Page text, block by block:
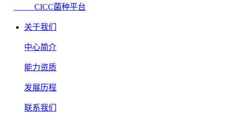
CICC菌种平台
关于我们
中心简介
能力资质
发展历程
联系我们